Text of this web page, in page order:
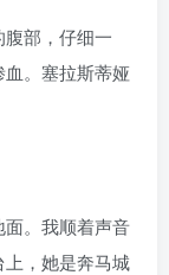
部，仔细一
。塞拉斯蒂娅
。我顺着声音
，她是奔马城